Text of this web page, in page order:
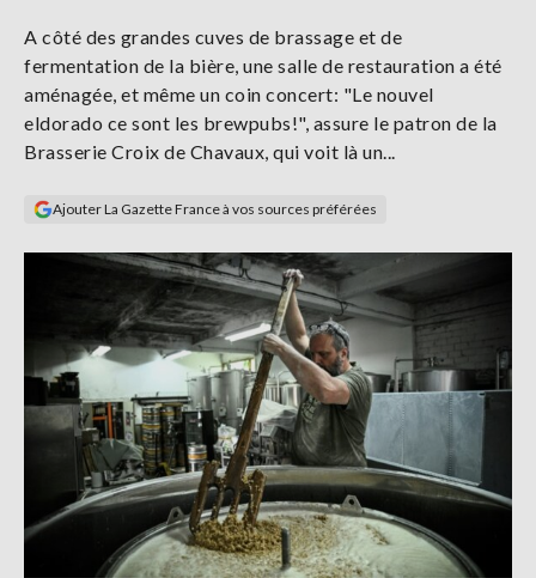
GAZETTE
Se
connecter
S'abonner
A côté des grandes cuves de brassage et de
fermentation de la bière, une salle de restauration a été
aménagée, et même un coin concert: "Le nouvel
eldorado ce sont les brewpubs!", assure le patron de la
Brasserie Croix de Chavaux, qui voit là un...
Ajouter La Gazette France à vos sources préférées